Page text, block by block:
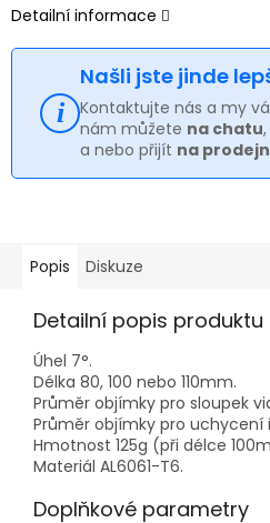
Detailní informace
Našli jste jinde
Kontaktujte nás a my
nám můžete na chatu
a nebo přijít na
Popis Diskuze
Detailní popis produktu
Úhel 7°.
Délka 80, 100 nebo 110mm.
Průměr objímky pro sloupek
Průměr objímky pro uchycení
Hmotnost 125g (při délce
Materiál AL6061-T6.
Doplňkové parametry